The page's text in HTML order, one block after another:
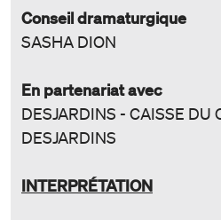
Conseil dramaturgique
SASHA DION
En partenariat avec
DESJARDINS - CAISSE DU
DESJARDINS
INTERPRÉTATION